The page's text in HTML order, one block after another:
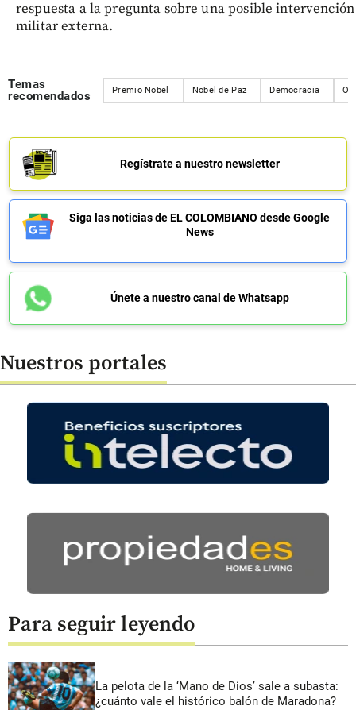
respuesta a la pregunta sobre una posible intervención
militar externa.
Temas
recomendados
Premio Nobel Nobel de Paz Democracia
Regístrate a nuestro newsletter
Siga las noticias de EL COLOMBIANO desde Google
News
Únete a nuestro canal de Whatsapp
Nuestros portales
Para seguir leyendo
La pelota de la ‘Mano de Dios’ sale a subasta:
¿cuánto vale el histórico balón de Maradona?